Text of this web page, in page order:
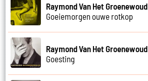
Raymond Van Het Groenewoud
Goeiemorgen ouwe rotkop
Raymond Van Het Groenewoud
Goesting